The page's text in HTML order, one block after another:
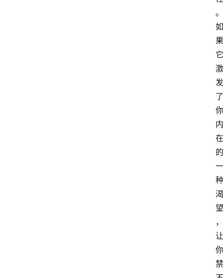
。
如
果
它
激
发
了
你
内
在
的
一
种
渴
望
，
让
你
禁